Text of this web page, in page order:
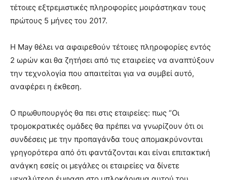
τέτοιες εξτρεμιστικές πληροφορίες μοιράστηκαν τους
πρώτους 5 μήνες του 2017.
Η May θέλει να αφαιρεθούν τέτοιες πληροφορίες εντός
2 ωρών και θα ζητήσει από τις εταιρείες να αναπτύξουν
την τεχνολογία που απαιτείται για να συμβεί αυτό,
αναφέρει η έκθεση.
Ο πρωθυπουργός θα πει στις εταιρείες: πως “Οι
τρομοκρατικές ομάδες θα πρέπει να γνωρίζουν ότι οι
συνδέσεις με την προπαγάνδα τους απομακρύνονται
γρηγορότερα από ότι φαντάζονται και είναι επιτακτική
ανάγκη εσείς οι μεγάλες οι εταιρείες να δίνετε